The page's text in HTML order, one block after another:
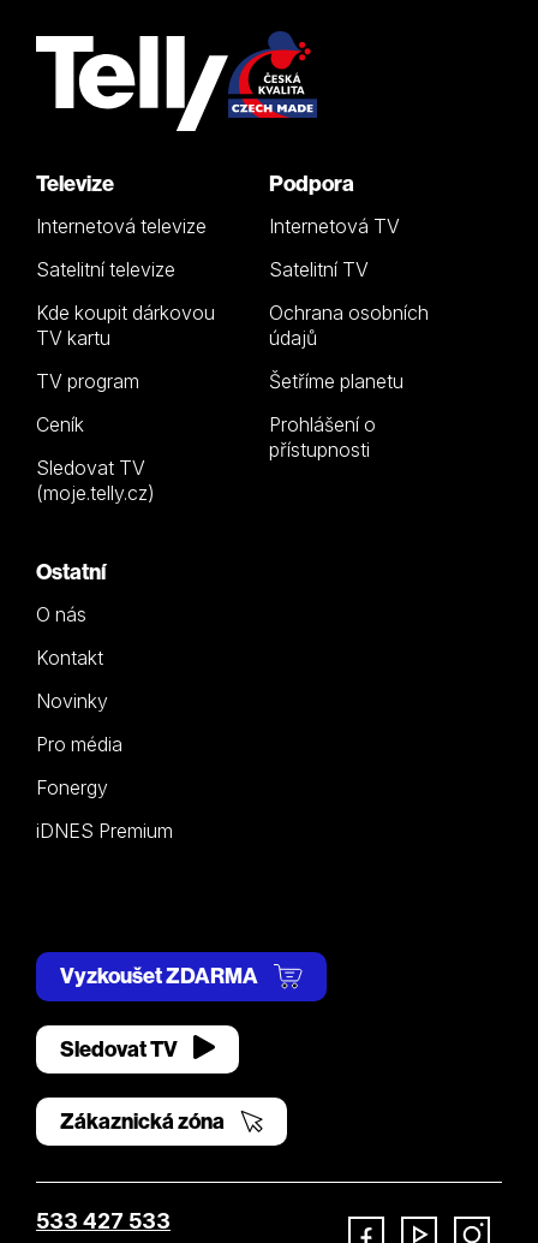
Televize
Internetová televize
Satelitní televize
Kde koupit dárkovou
TV kartu
TV program
Ceník
Sledovat TV
(moje.telly.cz)
Podpora
Internetová TV
Satelitní TV
Ochrana osobních
údajů
Šetříme planetu
Prohlášení o
přístupnosti
Ostatní
O nás
Kontakt
Novinky
Pro média
Fonergy
iDNES Premium
Vyzkoušet ZDARMA
Sledovat TV
Zákaznická zóna
533 427 533